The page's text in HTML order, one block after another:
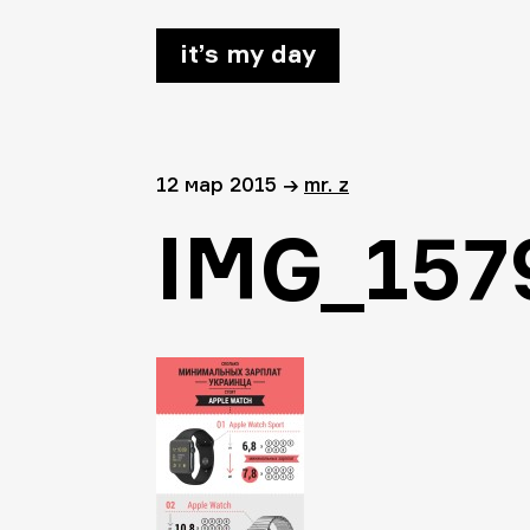
it’s my day
12 мар 2015 → mr. z